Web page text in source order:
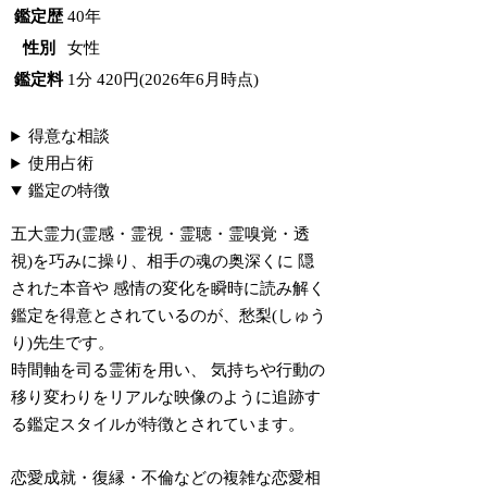
鑑定歴 40年
性別
女性
鑑定料 1分 420円(2026年6月時点)
得意な相談
使用占術
鑑定の特徴
五大霊力(霊感・霊視・霊聴・霊嗅覚・透
視)を巧みに操り、相手の魂の奥深くに 隠
された本音や感情の変化を瞬時に読み解く
鑑定を得意とされているのが、愁梨(しゅう
り)先生です。
時間軸を司る霊術を用い、気持ちや行動の
移り変わり をリアルな映像のように追跡す
る鑑定スタイルが特徴とされています。
恋愛成就・復縁・不倫などの複雑な恋愛相